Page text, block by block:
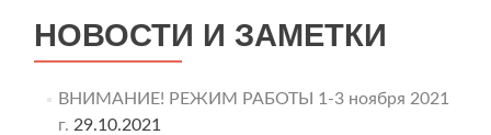
НОВОСТИ И ЗАМЕТКИ
ВНИМАНИЕ! РЕЖИМ РАБОТЫ 1-3 ноября 2021
г. 29.10.2021